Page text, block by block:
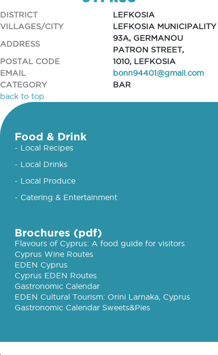
DISTRICT
LEFKOSIA
VILLAGES/CITY
LEFKOSIA MUNICIPALITY
ADDRESS
93A, GERMANOU
PATRON STREET,
POSTAL CODE
1010, LEFKOSIA
EMAIL
bonn94401@gmail.com
CATEGORY
BAR
back to top
Food & Drink
- Local Recipes
- Local Drinks
- Local Produce
- Catering & Entertainment
Brochures (pdf)
Flavours of Cyprus: A food guide for visitors
Cyprus Wine Routes
EDEN Cyprus
Cyprus EDEN Routes
Gastronomic Calendar
EDEN Cultural Tourism: Orini Larnaka, Cyprus
Gastronomic Calendar Sweets&Pies